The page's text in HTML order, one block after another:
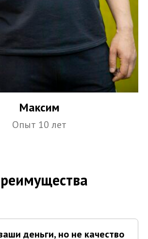
Максим
Опыт 10 лет
деньги, но не качество